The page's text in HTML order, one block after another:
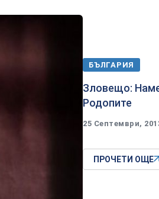
БЪЛГАРИЯ
Зловещо:
Родопите
25 Септември,
ПРОЧЕТИ ОЩЕ